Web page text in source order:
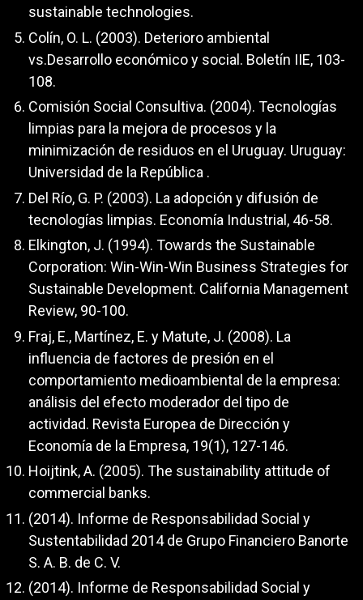
sustainable technologies.
Colín, O. L. (2003). Deterioro ambiental
vs.Desarrollo económico y social. Boletín IIE, 103-
108.
Comisión Social Consultiva. (2004). Tecnologías
limpias para la mejora de procesos y la
minimización de residuos en el Uruguay. Uruguay:
Universidad de la República .
Del Río, G. P. (2003). La adopción y difusión de
tecnologías limpias. Economía Industrial, 46-58.
Elkington, J. (1994). Towards the Sustainable
Corporation: Win-Win-Win Business Strategies for
Sustainable Development. California Management
Review, 90-100.
Fraj, E., Martínez, E. y Matute, J. (2008). La
influencia de factores de presión en el
comportamiento medioambiental de la empresa:
análisis del efecto moderador del tipo de
actividad. Revista Europea de Dirección y
Economía de la Empresa, 19(1), 127-146.
Hoijtink, A. (2005). The sustainability attitude of
commercial banks.
(2014). Informe de Responsabilidad Social y
Sustentabilidad 2014 de Grupo Financiero Banorte
S. A. B. de C. V.
(2014). Informe de Responsabilidad Social y